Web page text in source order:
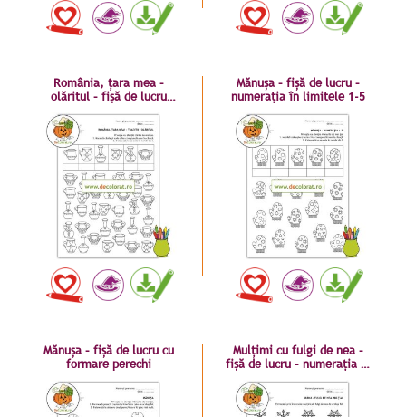
România, țara mea –
olăritul – fișă de lucru
lut
Mănușa – fișă de lucru –
numerația în limitele 1-5
Mănușa – fișă de lucru cu
formare perechi
Mulțimi cu fulgi de nea –
fișă de lucru – numerația în